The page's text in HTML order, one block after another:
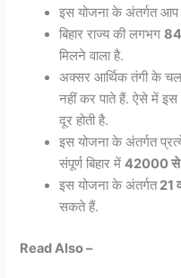
इस योजना के अंतर्गत
बिहार राज्य की लगभग
मिलने वाला है.
अक्सर आर्थिक तंगी के
नहीं कर पाते हैं. ऐसे में इस
दूर होती है.
इस योजना के अंतर्गत
संपूर्ण बिहार में42000 से
इस योजना के अंतर्गत21
सकते हैं.
Read Also –